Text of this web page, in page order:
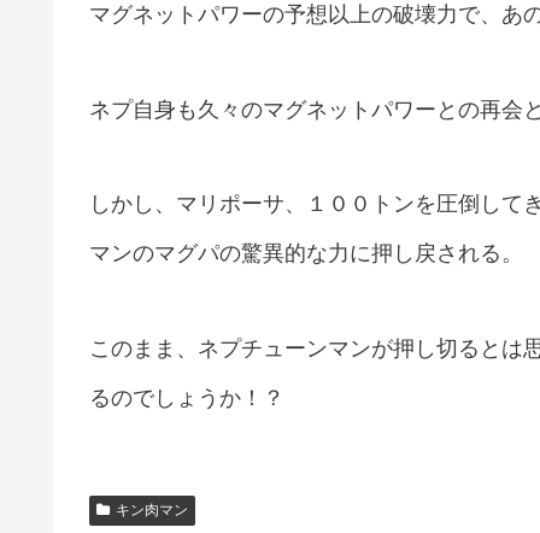
マグネットパワーの予想以上の破壊力で、あ
ネプ自身も久々のマグネットパワーとの再会
しかし、マリポーサ、１００トンを圧倒し
マンのマグパの驚異的な力に押し戻される。
このまま、ネプチューンマンが押し切るとは
るのでしょうか！？
キン肉マン